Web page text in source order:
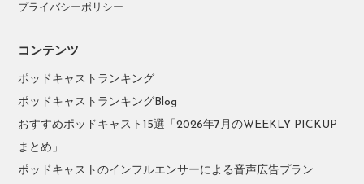
プライバシーポリシー
コンテンツ
ポッドキャストランキング
ポッドキャストランキングBlog
おすすめポッドキャスト15選「2026年7月のWEEKLY PICKUP
まとめ」
ポッドキャストのインフルエンサーによる音声広告プラン